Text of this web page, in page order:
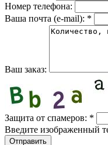
Номер телефона:
Ваша почта (е-mail): *
Ваш заказ:
Защита от спамеров: *
Введите изображенный